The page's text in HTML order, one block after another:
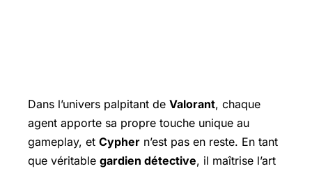
Dans l’univers palpitant de Valorant, chaque
agent apporte sa propre touche unique au
gameplay, et Cypher n’est pas en reste. En tant
que véritable gardien détective, il maîtrise l’art